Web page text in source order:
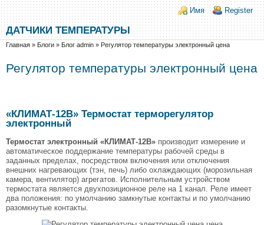
Перейти к основному содержанию
Skip to search
Login links
Имя Register
ДАТЧИКИ ТЕМПЕРАТУРЫ
Вы здесь
Главная » Блоги » Блог admin » Регулятор температуры электронный цена
Регулятор температуры электронный цена
«КЛИМАТ-12В» Термостат терморегулятор
электронный
Термостат электронный «КЛИМАТ-12В» производит измерение и
автоматическое поддержание температуры рабочей среды в
заданных пределах, посредством включения или отключения
внешних нагревающих (тэн, печь) либо охлаждающих (морозильная
камера, вентилятор) агрегатов. Исполнительным устройством
термостата является двухпозиционное реле на 1 канал. Реле имеет
два положения: по умолчанию замкнутые контакты и по умолчанию
разомкнутые контакты.